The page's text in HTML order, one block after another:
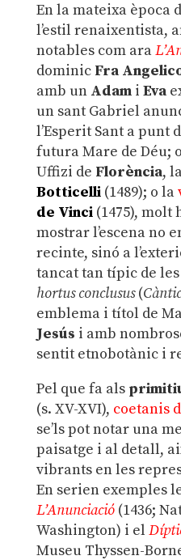
En la mateixa època
l’estil renaixentista,
notables com ara
dominic Fra
amb un Adami Eva
un sant Gabriel
l’Esperit Sant a punt
futura Mare de Déu;
Uffizi de Florència,
Botticelli(1489); o la
de Vinci(1475), molt
mostrar l’escena no
recinte, sinó a
tancat tan típic de
hortus conclusus(
emblema i títol de
Jesús i amb
sentit etnobotànic i
Pel que fa als
(s. XV-XVI), coetanis
se’ls pot notar una
paisatge i al detall,
vibrants en les
En serien exemples
L’Anunciació(1436;
Washington) i el
Museu Thyssen-